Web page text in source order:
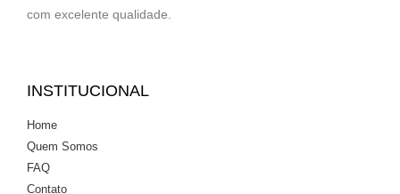
com excelente qualidade.
INSTITUCIONAL
Home
Quem Somos
FAQ
Contato